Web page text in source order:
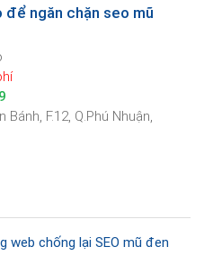
để ngăn chặn seo mũ
Bánh, F.12, Q.Phú Nhuận,
web chống lại SEO mũ đen